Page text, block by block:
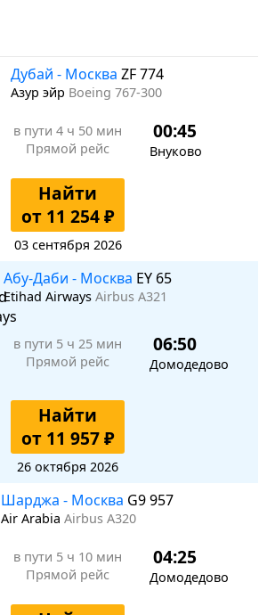
Дубай - Москва ZF 774
Азур эйр Boeing 767-300
в пути 4 ч 50 мин
Прямой рейс
00:45
Внуково
Найти
от 11 254 ₽
03 сентября 2026
Абу-Даби - Москва EY 65
Etihad Airways Airbus A321
в пути 5 ч 25 мин
Прямой рейс
06:50
Домодедово
Найти
от 11 957 ₽
26 октября 2026
Шарджа - Москва G9 957
Air Arabia Airbus A320
в пути 5 ч 10 мин
Прямой рейс
04:25
Домодедово